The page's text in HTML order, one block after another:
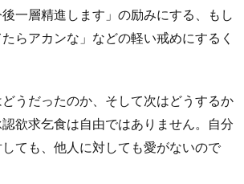
一層精進します」の励みにする、もし
らアカンな」などの軽い戒めにするく
うだったのか、そして次はどうするか
欲求乞食は自由ではありません。自分
ても、他人に対しても愛がないので